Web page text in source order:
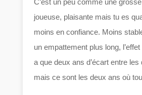
C’est un peu comme une
joueuse, plaisante mais tu es
moins en confiance. Moins
un empattement plus long,
a que deux ans d’écart entre
mais ce sont les deux ans où